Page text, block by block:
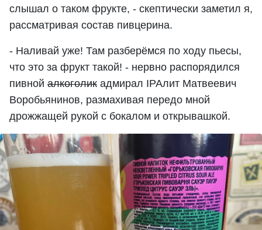
слышал о таком фрукте, - скептически заметил я,
рассматривая состав пивцерина.
- Наливай уже! Там разберёмся по ходу пьесы,
что это за фрукт такой! - нервно распорядился
пивной алкоголик адмирал IPAлит Матвеевич
Воробьянинов, размахивая передо мной
дрожжащей рукой с бокалом и открывашкой.